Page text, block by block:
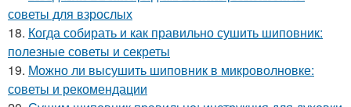
советы для взрослых
18. Когда собирать и как правильно сушить шиповник:
полезные советы и секреты
19. Можно ли высушить шиповник в микроволновке:
советы и рекомендации